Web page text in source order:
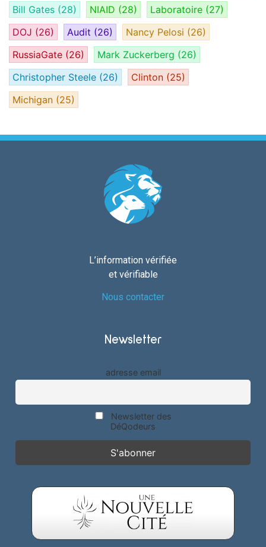
Bill Gates (28) NIAID (28) Laboratoire (27)
DOJ (26) Audit (26) Nancy Pelosi (26)
RussiaGate (26) Mark Zuckerberg (26)
Christopher Steele (26) Clinton (25)
Michigan (25)
L’information vérifiée
et vérifiable
Nous contacter
Newsletter
adresse email
Newsletter des
DéQodeurs